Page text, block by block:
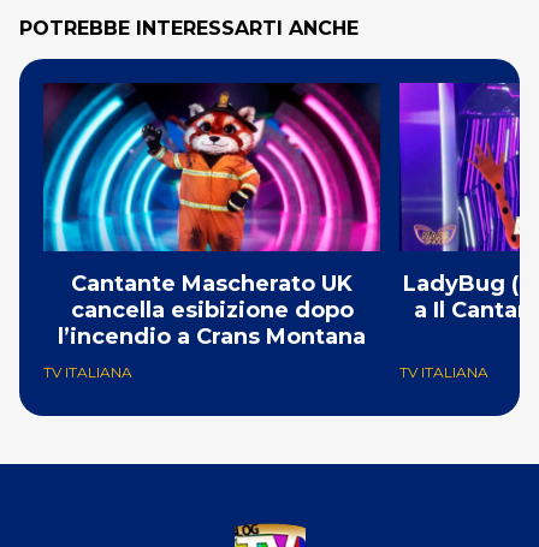
POTREBBE INTERESSARTI ANCHE
Cantante Mascherato UK
cancella esibizione dopo
l’incendio a Crans Montana
TV ITALIANA
LadyBug
a Il
TV ITALIANA